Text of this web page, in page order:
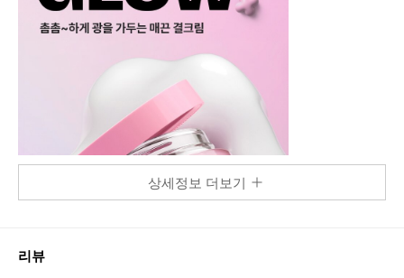
상세정보 더보기
리뷰